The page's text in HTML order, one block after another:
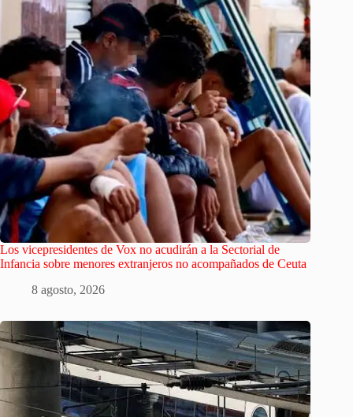
Los vicepresidentes de Vox no acudirán a la Sectorial de
Infancia sobre menores extranjeros no acompañados de Ceuta
8 agosto, 2026